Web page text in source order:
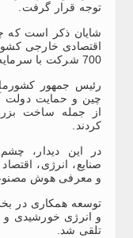
توجه قرار گرفت.
شایان ذکر است که
اقتصادی خارجی
700 شرکت با سرمایه چینی در تاجیکستان فعالیت می‌کنند.
رئیس جمهور
چین و حمایت دولت
از جمله ساخت
کردند.
در این دیدار،
صنایع، انرژی،
و معرفی هوش
توسعه همکاری در
و انرژی خورشیدی
تلقی شد.